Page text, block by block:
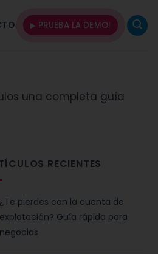
▶ PRUEBA LA DEMO!
una completa guía
RECIENTES
¿Te pierdes con la cuenta de
explotación? Guía rápida para
negocios